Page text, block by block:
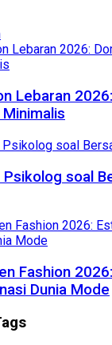
Lebaran
Minimalis
Psikolog soal
Fashion
Dunia Mode